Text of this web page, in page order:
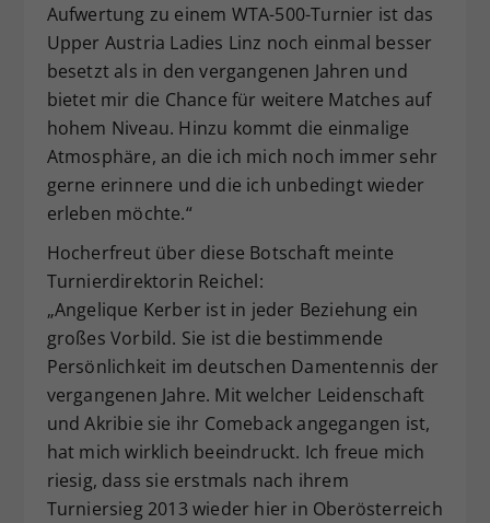
Aufwertung zu einem WTA-500-Turnier ist das
Upper Austria Ladies Linz noch einmal besser
besetzt als in den vergangenen Jahren und
bietet mir die Chance für weitere Matches auf
hohem Niveau. Hinzu kommt die einmalige
Atmosphäre, an die ich mich noch immer sehr
gerne erinnere und die ich unbedingt wieder
erleben möchte.“
Hocherfreut über diese Botschaft meinte
Turnierdirektorin Reichel:
„Angelique Kerber ist in jeder Beziehung ein
großes Vorbild. Sie ist die bestimmende
Persönlichkeit im deutschen Damentennis der
vergangenen Jahre. Mit welcher Leidenschaft
und Akribie sie ihr Comeback angegangen ist,
hat mich wirklich beeindruckt. Ich freue mich
riesig, dass sie erstmals nach ihrem
Turniersieg 2013 wieder hier in Oberösterreich